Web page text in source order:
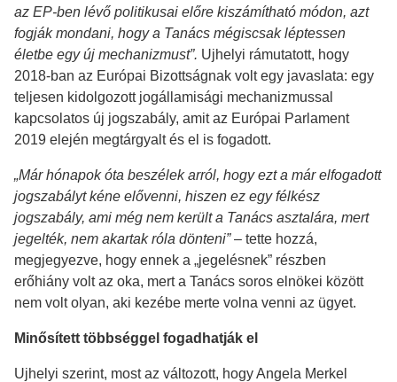
az EP-ben lévő politikusai előre kiszámítható módon, azt
fogják mondani, hogy a Tanács mégiscsak léptessen
életbe egy új mechanizmust”. Ujhelyi rámutatott, hogy
2018-ban az Európai Bizottságnak volt egy javaslata: egy
teljesen kidolgozott jogállamisági mechanizmussal
kapcsolatos új jogszabály, amit az Európai Parlament
2019 elején megtárgyalt és el is fogadott.
„Már hónapok óta beszélek arról, hogy ezt a már elfogadott
jogszabályt kéne elővenni, hiszen ez egy félkész
jogszabály, ami még nem került a Tanács asztalára, mert
jegelték, nem akartak róla dönteni”– tette hozzá,
megjegyezve, hogy ennek a „jegelésnek” részben
erőhiány volt az oka, mert a Tanács soros elnökei között
nem volt olyan, aki kezébe merte volna venni az ügyet.
Minősített többséggel fogadhatják el
Ujhelyi szerint, most az változott, hogy Angela Merkel